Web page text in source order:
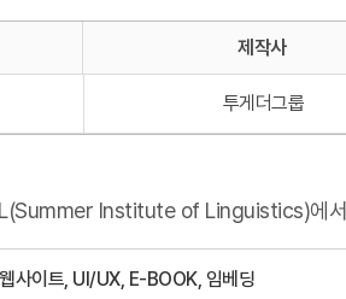
제작사
투게더그룹
Institute of Linguistics)에서
사이트, UI/UX, E-BOOK, 임베딩
본 설문은 통계법 제33조(비
서비스 개선을 위한 자료로만
설문에 응해주셔서 감사합니